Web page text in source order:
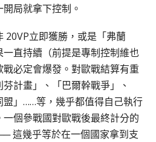
局就拿下控制。
20VP立即獲勝，或是「弗蘭
直持續（前提是專制控制維也
必定會爆發。對歐戰結算有重
計畫」、「巴爾幹戰爭」、
盟」……等，幾乎都值得自己執行
個參戰國對歐戰後最終計分的
這幾乎等於在一個國家拿到支